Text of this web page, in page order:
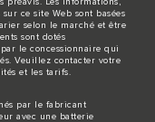
ce site Web sont basées
selon le marché et être
sont dotés
le concessionnaire qui
Veuillez contacter votre
et les tarifs.
par le fabricant
avec une batterie